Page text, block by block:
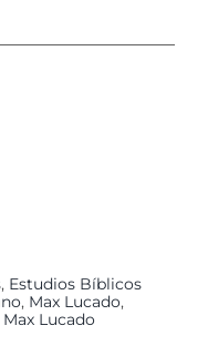
, Estudios Bíblicos
, Max Lucado,
Lucado